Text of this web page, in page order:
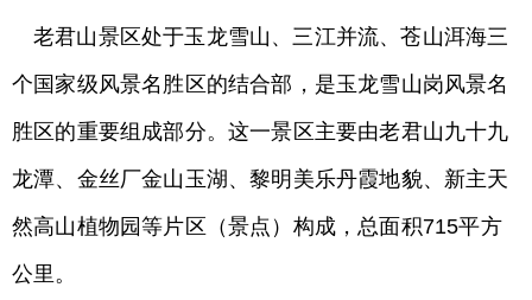
老君山景区处于玉龙雪山、三江并流、苍山洱海三
个国家级风景名胜区的结合部，是玉龙雪山岗风景名
胜区的重要组成部分。这一景区主要由老君山九十九
龙潭、金丝厂金山玉湖、黎明美乐丹霞地貌、新主天
然高山植物园等片区（景点）构成，总面积715平方
公里。